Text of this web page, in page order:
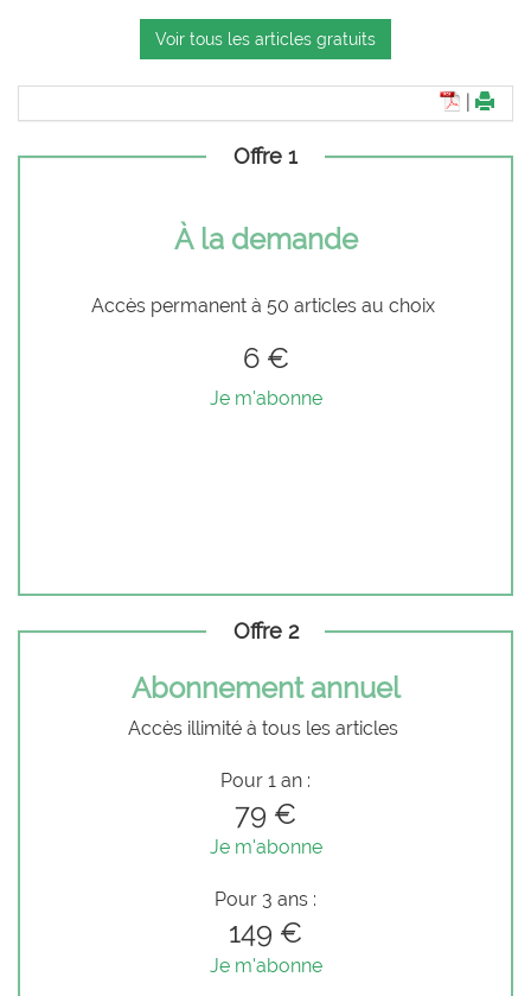
Voir tous les articles gratuits
Offre 1
À la demande
Accès permanent à 50 articles au choix
6 €
Je m'abonne
Offre 2
Abonnement annuel
Accès illimité à tous les articles
Pour 1 an :
79 €
Je m'abonne
Pour 3 ans :
149 €
Je m'abonne